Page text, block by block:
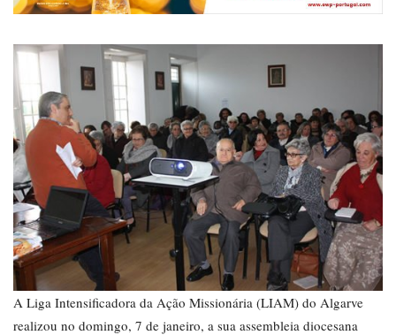
A Liga Intensificadora da Ação Missionária (LIAM) do Algarve
realizou no domingo, 7 de janeiro, a sua assembleia diocesana